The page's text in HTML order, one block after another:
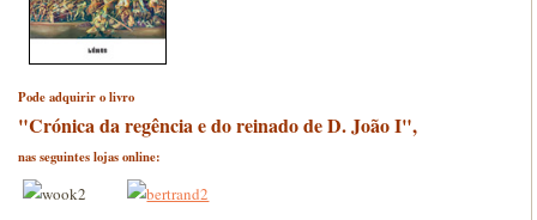
Pode adquirir o livro
"Crónica da regência e do reinado de D. João I",
nas seguintes lojas online: